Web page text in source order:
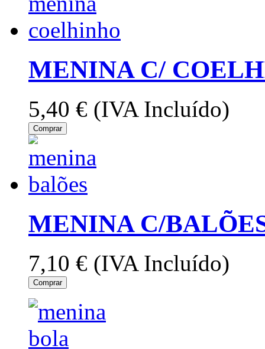
MENINA C/
5,40 € (IVA Incluído)
Comprar
MENINA C/
7,10 € (IVA Incluído)
Comprar